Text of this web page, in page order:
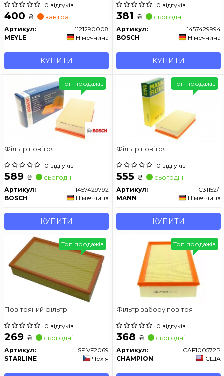
0 відгуків
400 ₴ завтра
Артикул:
1121290008
MEYLE
Німеччина
КУПИТИ
0 відгуків
381 ₴ сьогодні
Артикул:
1457429994
BOSCH
Німеччина
КУПИТИ
Фільтр повітря
0 відгуків
589 ₴ сьогодні
Артикул:
1457429792
BOSCH
Німеччина
КУПИТИ
Топ продажів
Фільтр повітря
0 відгуків
555 ₴ сьогодні
Артикул:
C31152/1
MANN
Німеччина
КУПИТИ
Топ продажів
Повітряний фільтр
0 відгуків
269 ₴ сьогодні
Артикул:
SF VF2069
STARLINE
Чехія
Топ продажів
Фільтр забору повітря
0 відгуків
368 ₴ сьогодні
Артикул:
CAF100572P
CHAMPION
США
Топ продажів